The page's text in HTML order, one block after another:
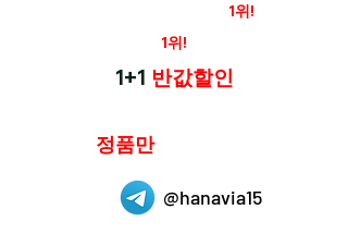
1위!
1위!
1+1 반값할인
정품만
@hanavia15